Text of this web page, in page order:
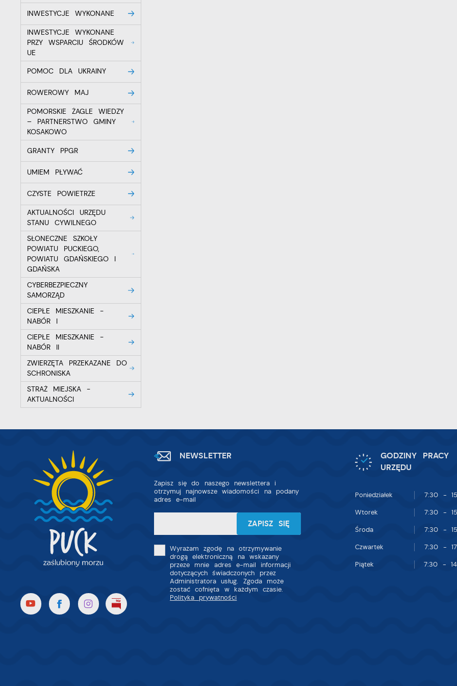
INWESTYCJE WYKONANE
INWESTYCJE WYKONANE
PRZY WSPARCIU ŚRODKÓW
UE
POMOC DLA UKRAINY
ROWEROWY MAJ
POMORSKIE ŻAGLE WIEDZY
– PARTNERSTWO GMINY
KOSAKOWO
GRANTY PPGR
UMIEM PŁYWAĆ
CZYSTE POWIETRZE
AKTUALNOŚCI URZĘDU
STANU CYWILNEGO
SŁONECZNE SZKOŁY
POWIATU PUCKIEGO,
POWIATU GDAŃSKIEGO I
GDAŃSKA
CYBERBEZPIECZNY
SAMORZĄD
CIEPŁE MIESZKANIE -
NABÓR I
CIEPŁE MIESZKANIE -
NABÓR II
ZWIERZĘTA PRZEKAZANE DO
SCHRONISKA
STRAŻ MIEJSKA -
AKTUALNOŚCI
NEWSLETTER
Zapisz się do naszego newslettera i
otrzymuj najnowsze wiadomości na podany
adres e-mail
Wyrażam zgodę na otrzymywanie
drogą elektroniczną na wskazany
przeze mnie adres e-mail informacji
dotyczących świadczonych przez
Administratora usług. Zgoda może
zostać cofnięta w każdym czasie.
Polityka prywatności
GODZINY PRACY
URZĘDU
Poniedziałek 7:30 -
Wtorek 7:30 -
Środa 7:30 -
Czwartek 7:30 -
Piątek 7:30 -